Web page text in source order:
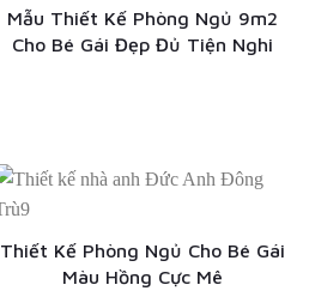
Mẫu Thiết Kế Phòng Ngủ 9m2
Cho Bé Gái Đẹp Đủ Tiện Nghi
Thiết Kế Phòng Ngủ Cho Bé Gái
Màu Hồng Cực Mê